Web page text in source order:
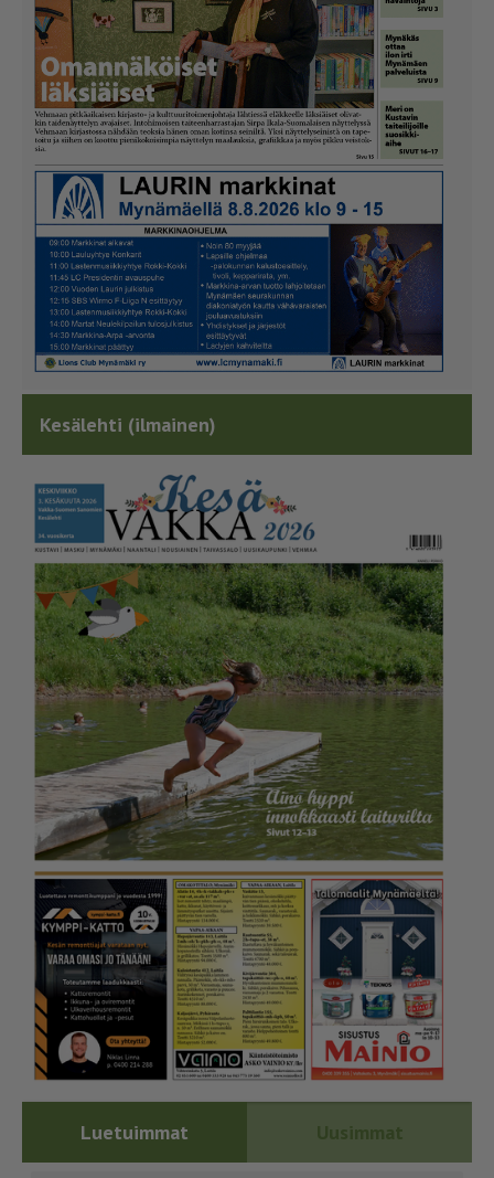
Kesälehti (ilmainen)
Luetuimmat Uusimmat